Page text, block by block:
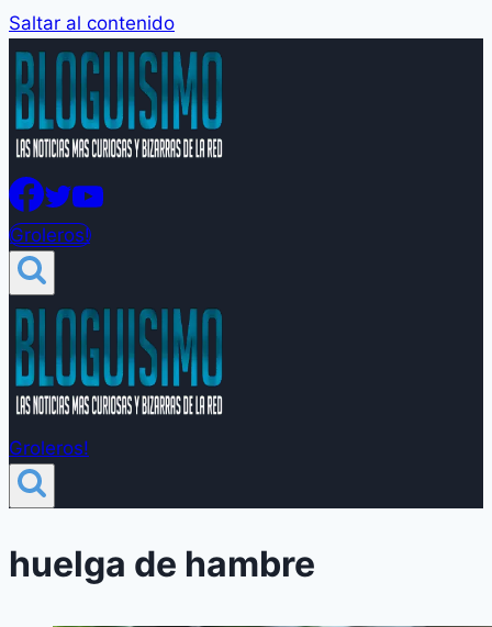
Saltar al contenido
Groleros!
Groleros!
huelga de hambre